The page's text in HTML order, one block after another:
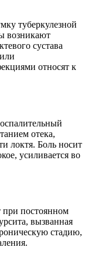
туберкулезной
возникают
сустава
относят к
отека,
локтя. Боль носит
усиливается во
при постоянном
вызванная
стадию,